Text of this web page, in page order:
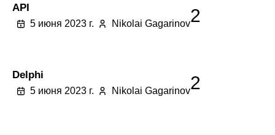
API
5 июня 2023 г. Nikolai Gagarinov2
Delphi
5 июня 2023 г. Nikolai Gagarinov2